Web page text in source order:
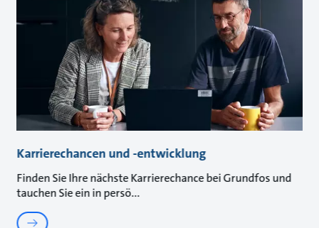
Karrierechancen und -entwicklung
Finden Sie Ihre nächste Karrierechance bei Grundfos und
tauchen Sie ein in persö